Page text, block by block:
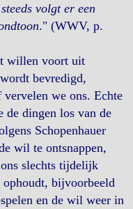
steeds volgt er een
." (WWV, p.
willen voort uit
bevredigd,
vervelen we ons. Echte
de dingen los van de
Schopenhauer
wil te ontsnappen,
slechts tijdelijk
bijvoorbeeld
en de wil weer in